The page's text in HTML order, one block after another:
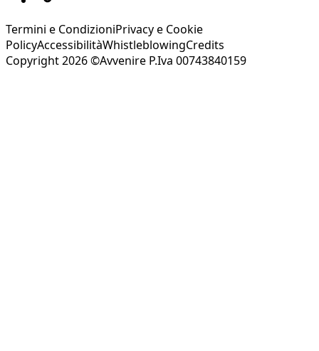
Termini e CondizioniPrivacy e Cookie
PolicyAccessibilitàWhistleblowingCredits
Copyright 2026 ©Avvenire P.Iva 00743840159